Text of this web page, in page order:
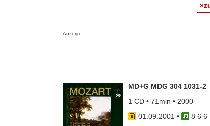
Anzeige
MD+G MDG 304 1031-2
1 CD • 71min • 2000
01.09.2001 •
8 6 6